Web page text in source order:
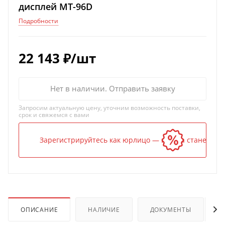
дисплей МТ-96D
Подробности
22 143 ₽/шт
Нет в наличии. Отправить заявку
Запросим актуальную цену, уточним возможность поставки,
срок и свяжемся с вами
Зарегистрируйтесь как юрлицо — и цена станет
ОПИСАНИЕ НАЛИЧИЕ ДОКУМЕНТЫ